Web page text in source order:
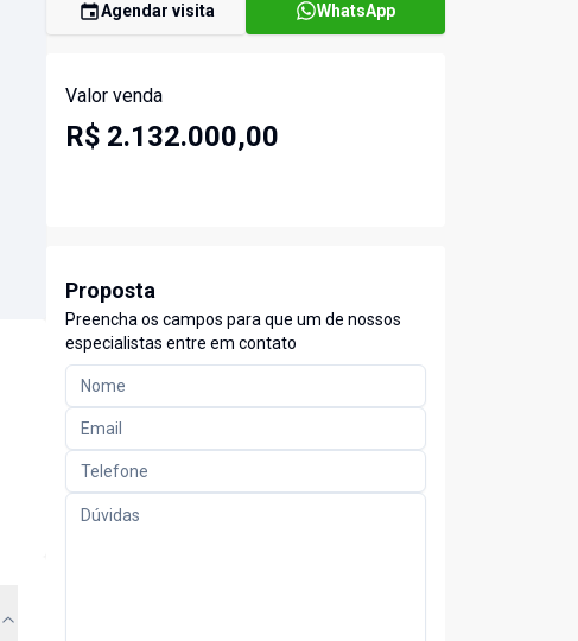
Agendar visita WhatsApp
Valor venda
R$ 2.132.000,00
Proposta
Preencha os campos para que um de nossos
especialistas entre em contato